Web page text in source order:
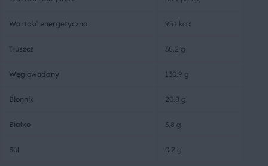
Wartość energetyczna 951 kcal
Tłuszcz 38.2 g
Węglowodany 130.9 g
Błonnik 20.8 g
Białko 3.8 g
Sól 0.2 g